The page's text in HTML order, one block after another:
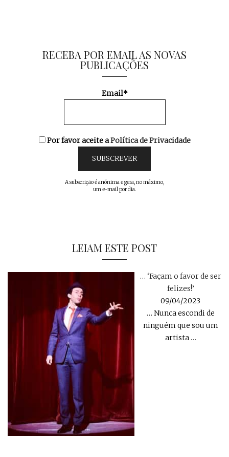
RECEBA POR EMAIL AS NOVAS
PUBLICAÇÕES
Email*
Por favor aceite aPolítica de Privacidade
A subscrição é anónima e gera, no máximo,
um e-mail por dia.
LEIAM ESTE POST
… ‘Façam o favor de ser
felizes!’
09/04/2023
… Nunca escondi de
ninguém que sou um
artista…